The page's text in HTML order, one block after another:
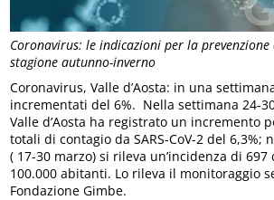
Coronavirus: le indicazioni per la
stagione autunno-inverno
Coronavirus, Valle d’Aosta: in una
incrementati del 6%. Nella settimana 24-
Valle d’Aosta ha registrato un incremento
totali di contagio da SARS-CoV-2 del 6,3%;
( 17-30 marzo) si rileva un’incidenza di
100.000 abitanti. Lo rileva il monitoraggio
Fondazione Gimbe.